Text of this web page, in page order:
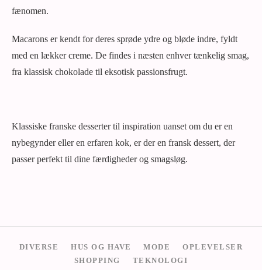
fænomen.
Macarons er kendt for deres sprøde ydre og bløde indre, fyldt
med en lækker creme. De findes i næsten enhver tænkelig smag,
fra klassisk chokolade til eksotisk passionsfrugt.
Klassiske franske desserter til inspiration uanset om du er en
nybegynder eller en erfaren kok, er der en fransk dessert, der
passer perfekt til dine færdigheder og smagsløg.
DIVERSE HUS OG HAVE MODE
OPLEVELSER
SHOPPING
TEKNOLOGI